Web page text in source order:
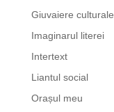
Giuvaiere culturale
Imaginarul literei
Intertext
Liantul social
Orașul meu